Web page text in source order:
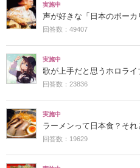
実施中
声が好きな「日本のボーカ
回答数：49407
実施中
歌が上手だと思うホロライ
回答数：23836
実施中
ラーメンって日本食？それ
回答数：19629